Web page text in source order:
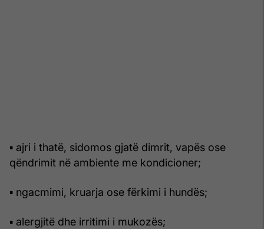
▪ ajri i thatë, sidomos gjatë dimrit, vapës ose
qëndrimit në ambiente me kondicioner;
▪ ngacmimi, kruarja ose fërkimi i hundës;
▪ alergjitë dhe irritimi i mukozës;